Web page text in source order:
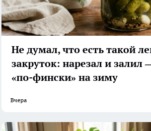
Не думал, что есть такой
закруток: нарезал и залил
«по-фински» на зиму
Вчера